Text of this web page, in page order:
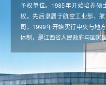
予权单位。1985年开始培养硕
权。先后隶属于航空工业部、
司，1999年开始实行中央与地
体制，是江西省人民政府与国家